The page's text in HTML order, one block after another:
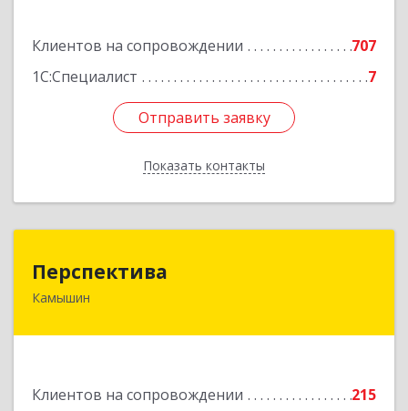
Клиентов на сопровождении
707
1С:Специалист
7
Отправить заявку
Показать контакты
Отправить заявку
Назад
Перспектива
Камышин
Клиентов на сопровождении
215